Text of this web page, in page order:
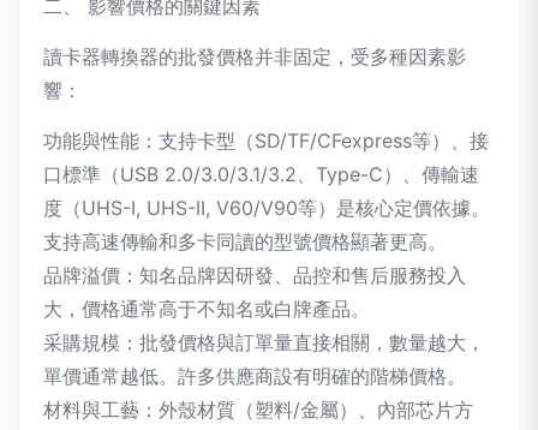
二、 影響價格的關鍵因素
讀卡器轉換器的批發價格并非固定，受多種因素影
響：
功能與性能：支持卡型（SD/TF/CFexpress等）、接
口標準（USB 2.0/3.0/3.1/3.2、Type-C）、傳輸速
度（UHS-I, UHS-II, V60/V90等）是核心定價依據。
支持高速傳輸和多卡同讀的型號價格顯著更高。
品牌溢價：知名品牌因研發、品控和售后服務投入
大，價格通常高于不知名或白牌產品。
采購規模：批發價格與訂單量直接相關，數量越大，
單價通常越低。許多供應商設有明確的階梯價格。
材料與工藝：外殼材質（塑料/金屬）、內部芯片方